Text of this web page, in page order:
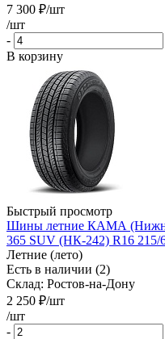
7 300 ₽/шт
/шт
-
В корзину
Быстрый просмотр
Шины летние КАМА
365 SUV (НК-242) R16 215/
Летние (лето)
Есть в наличии (2)
Склад: Ростов-на-Дону
2 250 ₽/шт
/шт
-